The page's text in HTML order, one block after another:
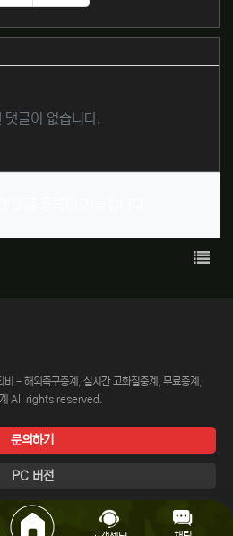
추천
비추천
댓글이 없습니다.
목록
- 해외축구중계, 실시간 고화질중계, 무료중계,
계 All rights reserved.
문의하기
PC 버전